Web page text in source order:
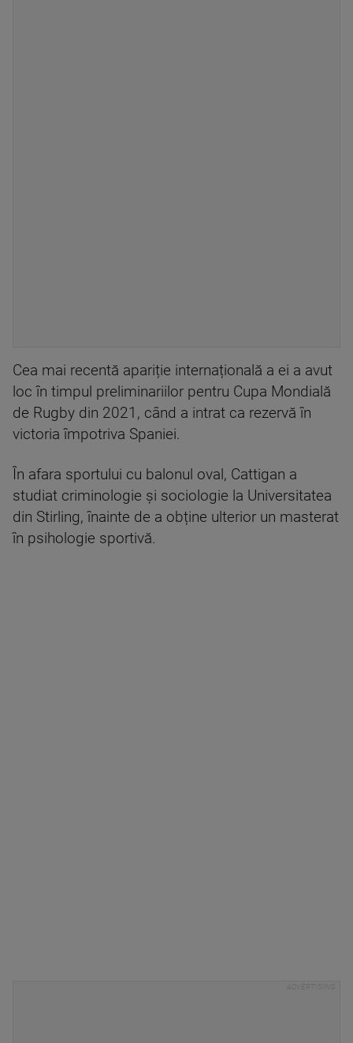
Cea mai recentă apariție internațională a ei a avut
loc în timpul preliminariilor pentru Cupa Mondială
de Rugby din 2021, când a intrat ca rezervă în
victoria împotriva Spaniei.
În afara sportului cu balonul oval, Cattigan a
studiat criminologie și sociologie la Universitatea
din Stirling, înainte de a obține ulterior un masterat
în psihologie sportivă.